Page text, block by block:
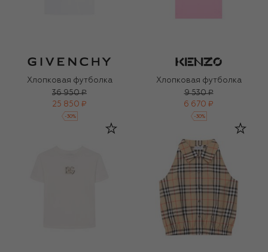
Хлопковая футболка
36 950 ₽
25 850 ₽
-30%
Хлопковая футболка
9 530 ₽
6 670 ₽
-30%